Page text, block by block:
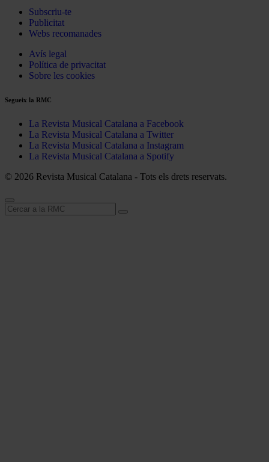
Subscriu-te
Publicitat
Webs recomanades
Avís legal
Política de privacitat
Sobre les cookies
Segueix la RMC
La Revista Musical Catalana a Facebook
La Revista Musical Catalana a Twitter
La Revista Musical Catalana a Instagram
La Revista Musical Catalana a Spotify
© 2026 Revista Musical Catalana - Tots els drets reservats.
Cerca